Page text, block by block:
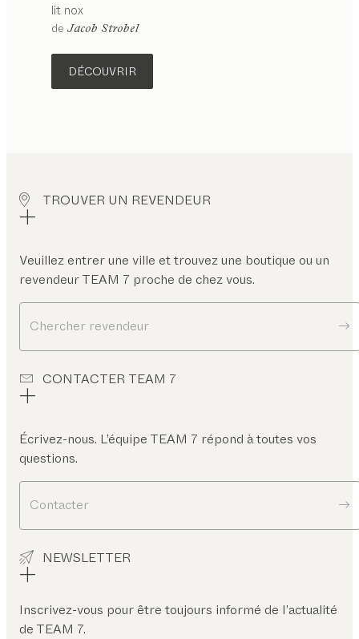
lit nox
de Jacob Strobel
DÉCOUVRIR
TROUVER UN REVENDEUR
Veuillez entrer une ville et trouvez une boutique ou un
revendeur TEAM 7 proche de chez vous.
Chercher revendeur
CONTACTER TEAM 7
Écrivez-nous. L’équipe TEAM 7 répond à toutes vos
questions.
Contacter
NEWSLETTER
Inscrivez-vous pour être toujours informé de l’actualité
de TEAM 7.